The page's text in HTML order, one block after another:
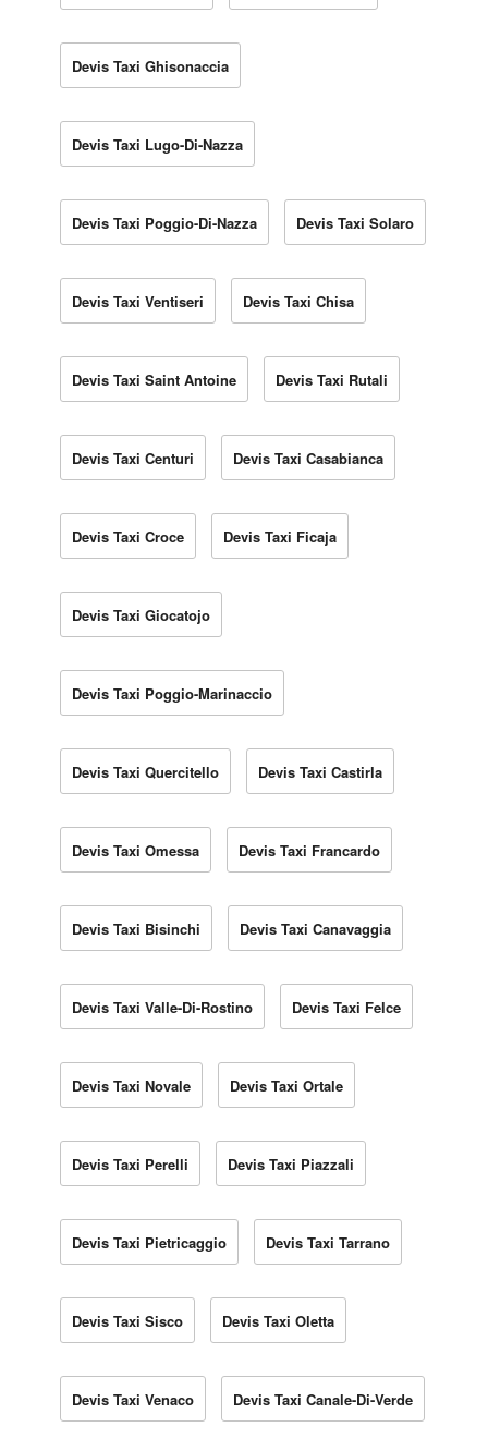
Devis Taxi Ghisonaccia
Devis Taxi Lugo-Di-Nazza
Devis Taxi Poggio-Di-Nazza Devis Taxi Solaro
Devis Taxi Ventiseri Devis Taxi Chisa
Devis Taxi Saint Antoine Devis Taxi Rutali
Devis Taxi Centuri Devis Taxi Casabianca
Devis Taxi Croce Devis Taxi Ficaja
Devis Taxi Giocatojo
Devis Taxi Poggio-Marinaccio
Devis Taxi Quercitello Devis Taxi Castirla
Devis Taxi Omessa Devis Taxi Francardo
Devis Taxi Bisinchi Devis Taxi Canavaggia
Devis Taxi Valle-Di-Rostino Devis Taxi Felce
Devis Taxi Novale Devis Taxi Ortale
Devis Taxi Perelli Devis Taxi Piazzali
Devis Taxi Pietricaggio Devis Taxi Tarrano
Devis Taxi Sisco Devis Taxi Oletta
Devis Taxi Venaco Devis Taxi Canale-Di-Verde